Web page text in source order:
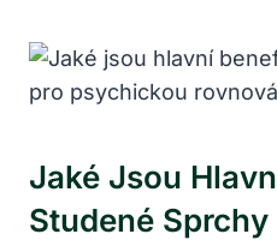
Jaké Jsou
Studené